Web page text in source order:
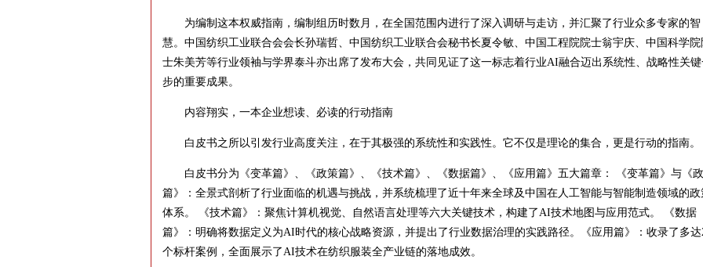
为编制这本权威指南，编制组历时数月，在全国范围内进行了深入调研与走访，并汇聚了行业众多专家的智
慧。中国纺织工业联合会会长孙瑞哲、中国纺织工业联合会秘书长夏令敏、中国工程院院士翁宇庆、中国科学院
士朱美芳等行业领袖与学界泰斗亦出席了发布大会，共同见证了这一标志着行业AI融合迈出系统性、战略性关
步的重要成果。
内容翔实，一本企业想读、必读的行动指南
白皮书之所以引发行业高度关注，在于其极强的系统性和实践性。它不仅是理论的集合，更是行动的指南。
白皮书分为《变革篇》、《政策篇》、《技术篇》、《数据篇》、《应用篇》五大篇章： 《变革篇》与《
篇》：全景式剖析了行业面临的机遇与挑战，并系统梳理了近十年来全球及中国在人工智能与智能制造领域的政
体系。 《技术篇》：聚焦计算机视觉、自然语言处理等六大关键技术，构建了AI技术地图与应用范式。 《数据
篇》：明确将数据定义为AI时代的核心战略资源，并提出了行业数据治理的实践路径。《应用篇》：收录了多达
个标杆案例，全面展示了AI技术在纺织服装全产业链的落地成效。